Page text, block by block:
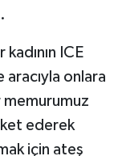
ICE
aracıyla onlara
memurumuz
ederek
için ateş